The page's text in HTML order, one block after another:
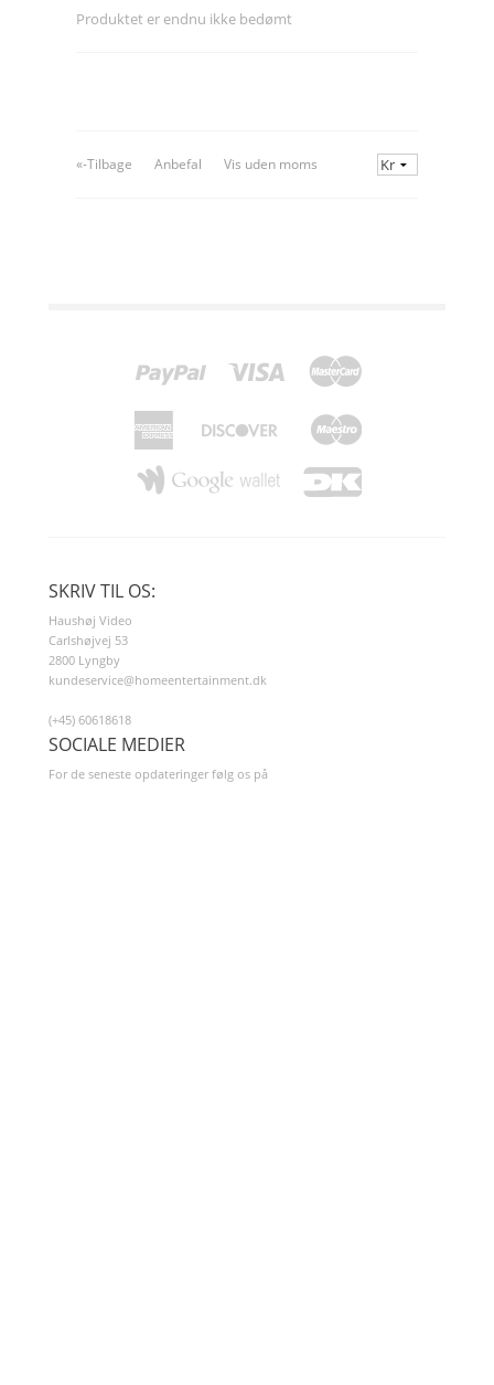
Produktet er endnu ikke bedømt
«-Tilbage Anbefal Vis uden moms
SKRIV TIL OS:
Haushøj Video
Carlshøjvej 53
2800 Lyngby
kundeservice@homeentertainment.dk
(+45) 60618618
SOCIALE MEDIER
For de seneste opdateringer følg os på